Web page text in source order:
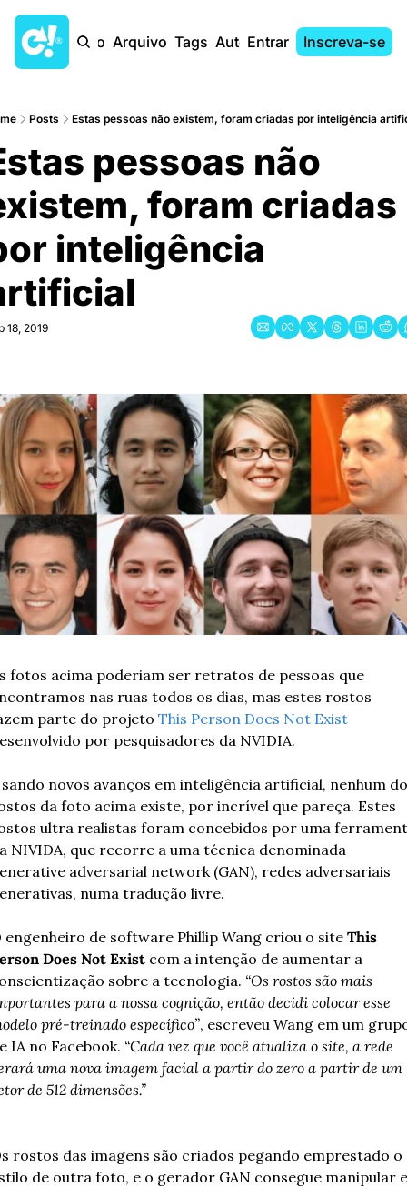
Início Arquivo Tags AutoresEntrar Inscreva-se
Posts Estas pessoas não existem, foram criadas por inteligência
pessoas não
foram criadas
inteligência
18, 2019
fotos acima poderiam ser retratos de pessoas que
nas ruas todos os dias, mas estes rostos
parte do projeto This Person Does Not Exist
por pesquisadores da NVIDIA.
novos avanços em inteligência artificial, nenhum
da foto acima existe, por incrível que pareça. Estes
ultra realistas foram concebidos por uma
NIVIDA, que recorre a uma técnica denominada
adversarial network (GAN), redes adversariais
numa tradução livre.
engenheiro de software Phillip Wang criou o site This
Does Not Exist com a intenção de aumentar a
sobre a tecnologia. “Os rostos são mais
para a nossa cognição, então decidi colocar esse
pré-treinado específico”, escreveu Wang em um
IA no Facebook. “Cada vez que você atualiza o site, a rede
uma nova imagem facial a partir do zero a partir de um
de 512 dimensões.”
rostos das imagens são criados pegando emprestado o
de outra foto, e o gerador GAN consegue manipular e